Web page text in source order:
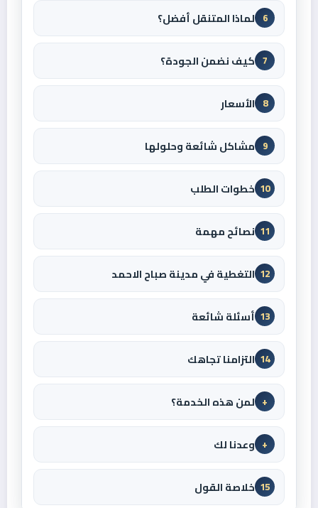
6 لماذا المتنقل أفضل؟
7 كيف نضمن الجودة؟
8 الأسعار
9 مشاكل شائعة وحلولها
10 خطوات الطلب
11 نصائح مهمة
12 التغطية في مدينة صباح الاحمد
13 أسئلة شائعة
14 التزامنا تجاهك
+ لمن هذه الخدمة؟
+ وعدنا لك
15 خلاصة القول